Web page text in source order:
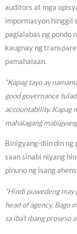
auditors at mga
impormasyon hinggil
paglalabas ng pondo
kaugnay ng
pamahalaan.
“Kapag tayo ay
good governance
accountability. Kapag
mahalagang
Binigyang-diin din ng
saan sinabi niyang
pinuno ng isang
“Hindi puwedeng
head of agency. Bago
sa iba’t ibang proseso